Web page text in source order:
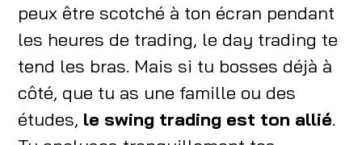
peux être scotché à ton écran pendant
les heures de trading, le day trading te
tend les bras. Mais si tu bosses déjà à
côté, que tu as une famille ou des
études, le swing trading est ton allié.